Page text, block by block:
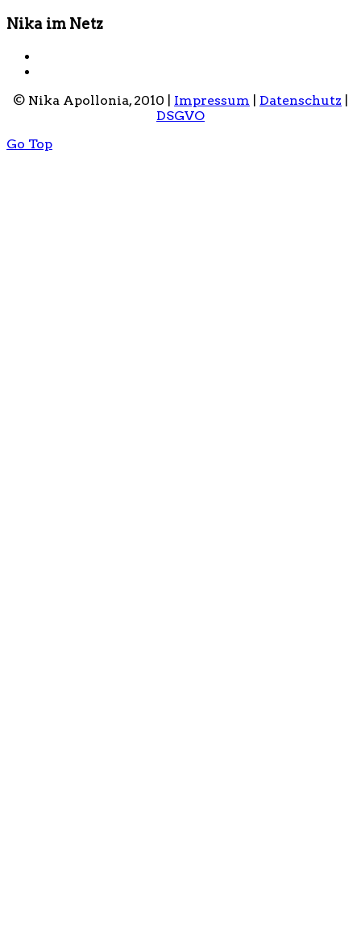
Nika im Netz
© Nika Apollonia, 2010 | Impressum Datenschutz
DSGVO
Go Top